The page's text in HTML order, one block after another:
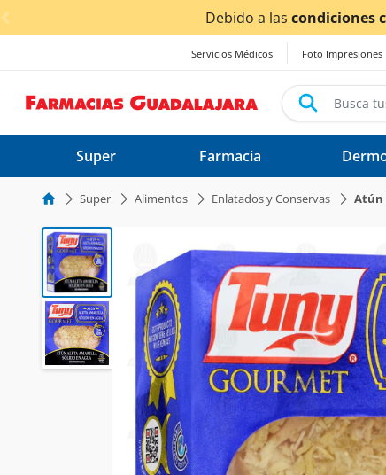
< div class="carousel-inner">
Servicios Médicos Foto Impresiones
Super Farmacia
Super Alimentos Enlatados y Conservas Atún